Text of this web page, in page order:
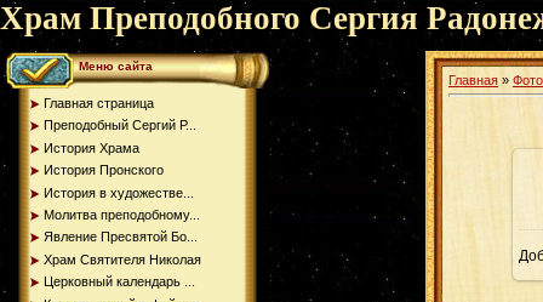
Храм Преподобного Сергия
Меню сайта
Главная страница
Преподобный Сергий Р...
История Храма
История Пронского
История в художестве...
Молитва преподобному...
Явление Пресвятой Бо...
Храм Святителя Николая
Церковный календарь ...
Главная »